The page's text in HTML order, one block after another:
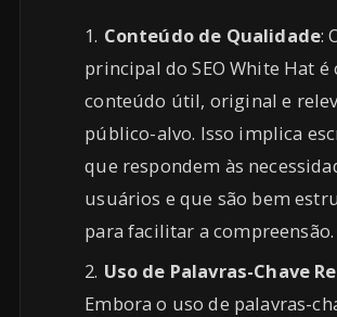
Conteúdo de Qualidade:
principal do SEO White Hat é
conteúdo útil, original e
público-alvo. Isso implica
que respondem às
usuários e que são bem
para facilitar a compreensão.
Uso de Palavras-Chave
Embora o uso de palavras-